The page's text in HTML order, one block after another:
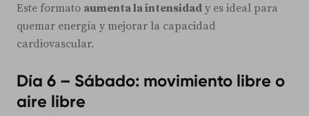
Este formato aumenta la intensidad y es ideal para
quemar energía y mejorar la capacidad
cardiovascular.
Día 6 – Sábado: movimiento libre o
aire libre